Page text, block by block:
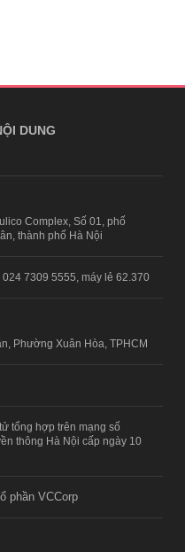
DUNG
Complex, Số 01, phố
thành phố Hà Nội
024 7309 5555, máy lẻ 62.370
Phường Xuân Hòa, TPHCM
tổng hợp trên mạng số
thông Hà Nội cấp ngày 10
phần VCCorp